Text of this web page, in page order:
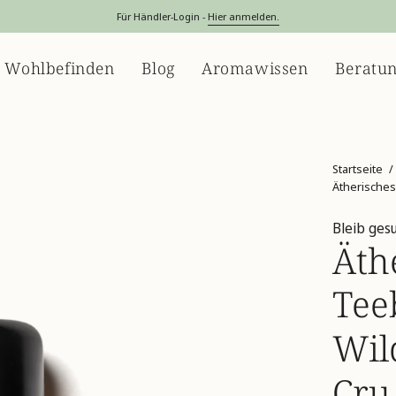
Für Händler-Login - Hier anmelden.
Wohlbefinden Blog Aromawissen
Startseite /
Bleib